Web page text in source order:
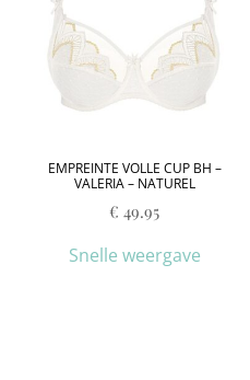
EMPREINTE VOLLE CUP BH –
VALERIA – NATUREL
€ 49.95
Snelle weergave